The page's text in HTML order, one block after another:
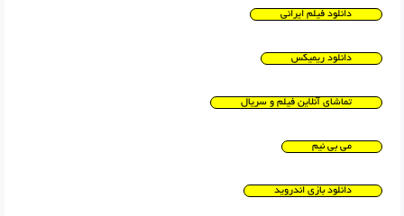
دانلود فیلم ایرانی
دانلود ریمیکس
تماشای آنلاین فیلم و سریال
می بی نیم
دانلود بازی اندروید